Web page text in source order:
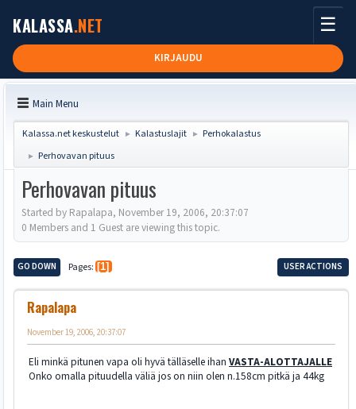
KALASSA.NET
KIRJAUDU
☰
Main Menu
Kalassa.net keskustelut ► Kalastuslajit ► Perhokalastus
► Perhovavan pituus
Perhovavan pituus
Started by Rapalapa, November 19, 2006, 20:37:07
0 Members and 1 Guest are viewing this topic.
GO DOWN Pages 1 USER ACTIONS
Rapalapa
November 19, 2006, 20:37:07
Eli minkä pitunen vapa oli hyvä tälläselle ihan VASTA-ALOTTAJALLE
Onko omalla pituudella väliä jos on niin olen n.158cm pitkä ja 44kg